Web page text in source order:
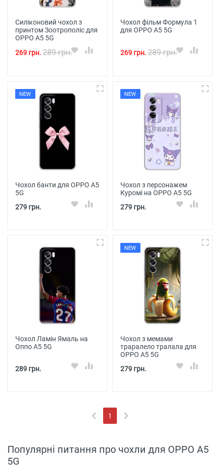
Силіконовий чохол з
принтом Зоотрополіс для
OPPO A5 5G
269 грн. 289 грн.
Чохол фільм Формула 1
для OPPO A5 5G
269 грн. 289 грн.
NEW
Чохол банти для OPPO A5
5G
279 грн.
NEW
Чохол з персонажем
Куромі на OPPO A5 5G
279 грн.
Чохол Ламін Ямаль на
Оппо А5 5G
289 грн.
NEW
Чохол з мемами
траралело тралала для
OPPO A5 5G
279 грн.
1
(current)
Популярні питання про чохли для OPPO A5
5G